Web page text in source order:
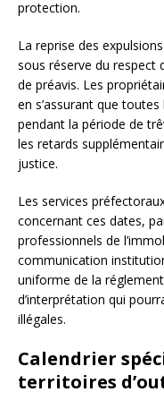
protection.
La reprise des
sous réserve du respect
de préavis. Les
en s’assurant que
pendant la période de
les retards
justice.
Les services
concernant ces dates,
professionnels de
communication
uniforme de la
d’interprétation qui
illégales.
Calendrier
territoires